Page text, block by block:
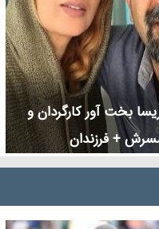
بخت آور کارگردان و
+ فرزندان